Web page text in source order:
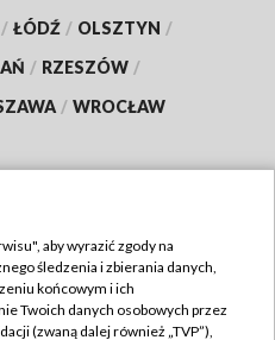
/ ŁÓDŹ / OLSZTYN /
/ RZESZÓW /
/ WROCŁAW
TVP
aby wyrazić zgody na
śledzenia i zbierania danych,
końcowym i ich
Twoich danych osobowych przez
(zwaną dalej również „TVP”),